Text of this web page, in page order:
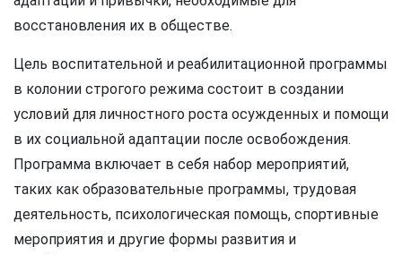
восстановления их в обществе.
Цель воспитательной и реабилитационной программы
в колонии строгого режима состоит в создании
условий для личностного роста осужденных и помощи
в их социальной адаптации после освобождения.
Программа включает в себя набор мероприятий,
таких как образовательные программы, трудовая
деятельность, психологическая помощь, спортивные
мероприятия и другие формы развития и